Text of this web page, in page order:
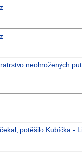
neohrožených
potěšilo Kubíčka -